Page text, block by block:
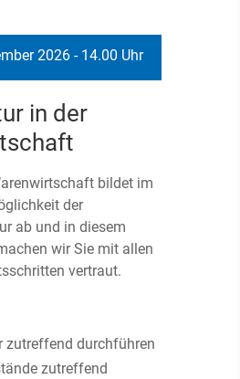
2026 - 14.00 Uhr
in der
bildet im
der
ab und in diesem
wir Sie mit allen
vertraut.
zutreffend durchführen
zutreffend